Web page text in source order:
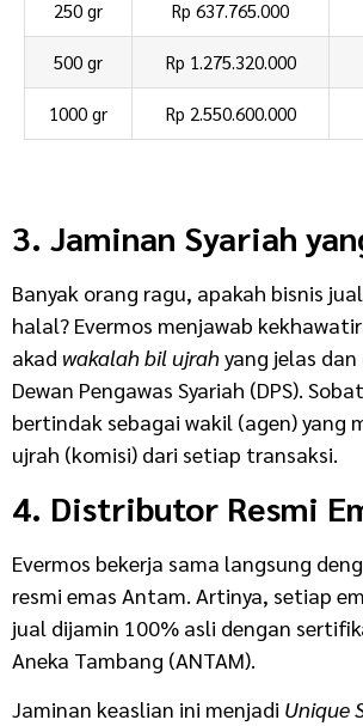
250 gr Rp 637.765.000
500 gr Rp 1.275.320.000
1000 gr Rp 2.550.600.000
3. Jaminan Syariah
Banyak orang ragu, apakah bisnis
halal? Evermos menjawab
akad wakalah bil ujrahyang jelas
Dewan Pengawas Syariah (DPS).
bertindak sebagai wakil (agen) yang
ujrah (komisi) dari setiap transaksi.
4. Distributor Resmi
Evermos bekerja sama langsung
resmi emas Antam. Artinya, setiap
jual dijamin 100% asli dengan
Aneka Tambang (ANTAM).
Jaminan keaslian ini menjadi Unique